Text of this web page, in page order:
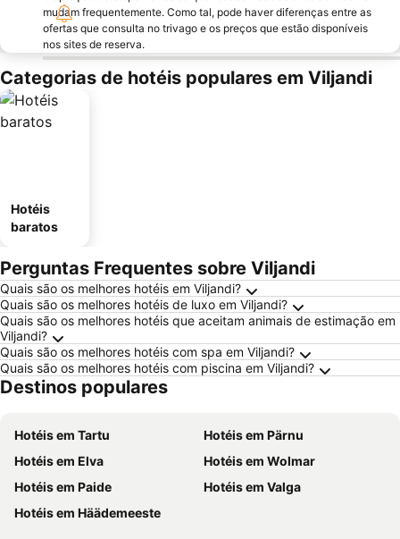
mudam frequentemente. Como tal, pode haver diferenças entre as
ofertas que consulta no trivago e os preços que estão disponíveis
nos sites de reserva.
Categorias de hotéis populares em Viljandi
Hotéis
baratos
Perguntas Frequentes sobre Viljandi
Quais são os melhores hotéis em Viljandi?
Quais são os melhores hotéis de luxo em Viljandi?
Quais são os melhores hotéis que aceitam animais de estimação em
Viljandi?
Quais são os melhores hotéis com spa em Viljandi?
Quais são os melhores hotéis com piscina em Viljandi?
Destinos populares
Hotéis em Tartu
Hotéis em Pärnu
Hotéis em Elva
Hotéis em Wolmar
Hotéis em Paide
Hotéis em Valga
Hotéis em Häädemeeste